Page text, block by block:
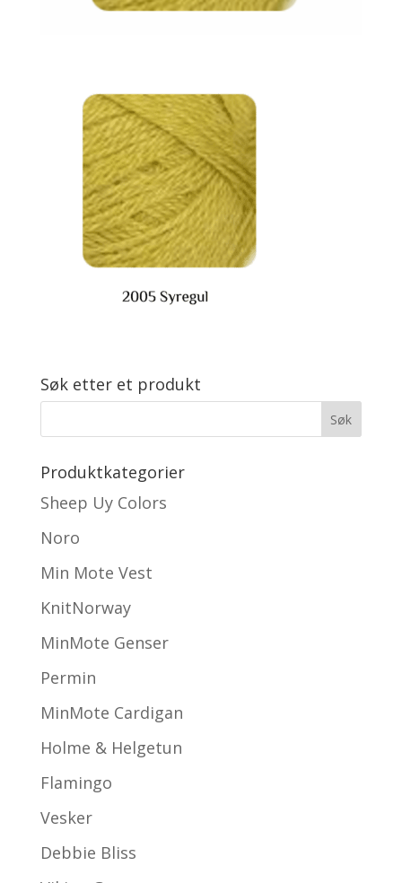
Søk etter et produkt
Produktkategorier
Sheep Uy Colors
Noro
Min Mote Vest
KnitNorway
MinMote Genser
Permin
MinMote Cardigan
Holme & Helgetun
Flamingo
Vesker
Debbie Bliss